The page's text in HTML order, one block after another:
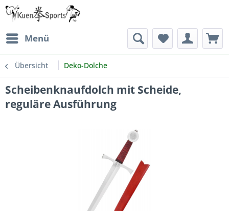
Menü
Übersicht Deko-Dolche
Scheibenknaufdolch mit Scheide,
reguläre Ausführung